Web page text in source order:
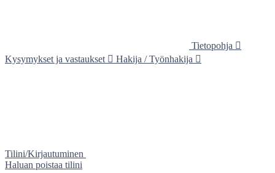
Tietopohja 
Kysymykset ja vastaukset  Hakija / Työnhakija 
Tilini/Kirjautuminen
Haluan poistaa tilini